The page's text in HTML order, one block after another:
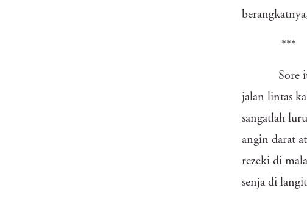
***
Sore
jalan lintas
sangatlah
angin darat
rezeki di
senja di